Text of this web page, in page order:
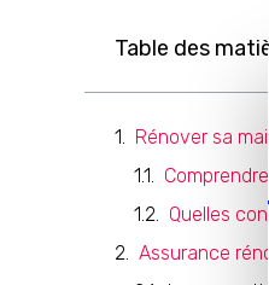
Table des
Rénover sa
Quelles
Assurance